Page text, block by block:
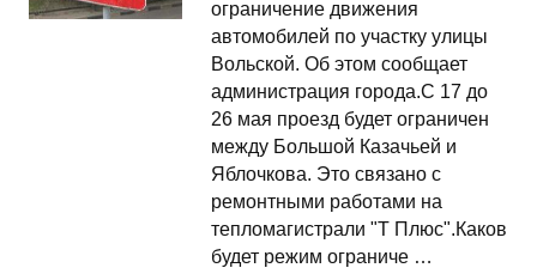
ограничение движения
автомобилей по участку улицы
Вольской. Об этом сообщает
администрация города.С 17 до
26 мая проезд будет ограничен
между Большой Казачьей и
Яблочкова. Это связано с
ремонтными работами на
тепломагистрали "Т Плюс".Каков
будет режим ограниче …